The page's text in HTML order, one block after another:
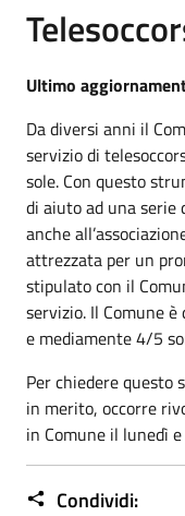
Ultimo
Da diversi anni il
servizio di
sole. Con questo
di aiuto ad una serie
anche
attrezzata per un
stipulato con il
servizio. Il Comune
e mediamente 4/5
Per chiedere questo
in merito, occorre
in Comune il lunedì
Condividi: